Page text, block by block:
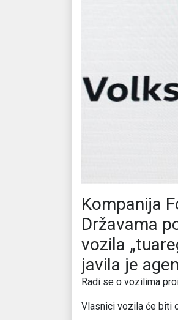
Kompanija
Državama
vozila
javila je
Radi se o vozilima
Vlasnici vozila će biti